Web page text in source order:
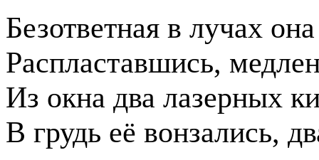
Безответная в лучах
Распластавшись,
Из окна два лазерных
В грудь её вонзались,